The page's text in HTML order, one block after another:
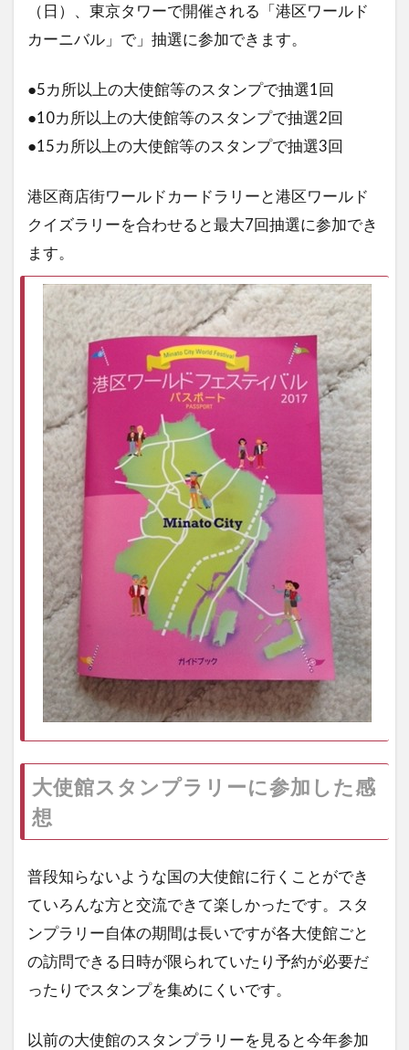
（日）、東京タワーで開催される「港区ワールド
カーニバル」で」抽選に参加できます。
●5カ所以上の大使館等のスタンプで抽選1回
●10カ所以上の大使館等のスタンプで抽選2回
●15カ所以上の大使館等のスタンプで抽選3回
港区商店街ワールドカードラリーと港区ワールド
クイズラリーを合わせると最大7回抽選に参加でき
ます。
大使館スタンプラリーに参加した感
想
普段知らないような国の大使館に行くことができ
ていろんな方と交流できて楽しかったです。スタ
ンプラリー自体の期間は長いですが各大使館ごと
の訪問できる日時が限られていたり予約が必要だ
ったりでスタンプを集めにくいです。
以前の大使館のスタンプラリーを見ると今年参加